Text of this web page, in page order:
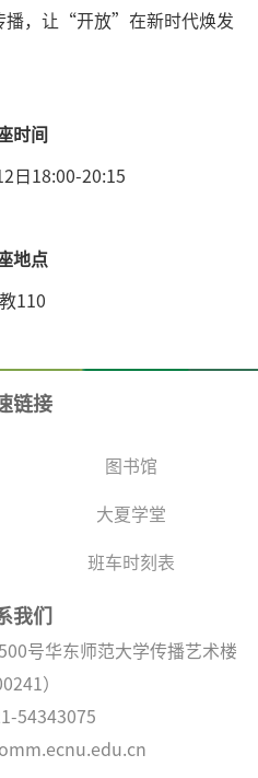
播，让“开放”在新时代焕发
时间
日18:00-20:15
地点
110
链接
图书馆
大夏学堂
班车时刻表
我们
号华东师范大学传播艺术楼
）
54343075